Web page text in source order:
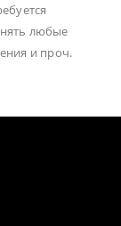
любые
и проч.